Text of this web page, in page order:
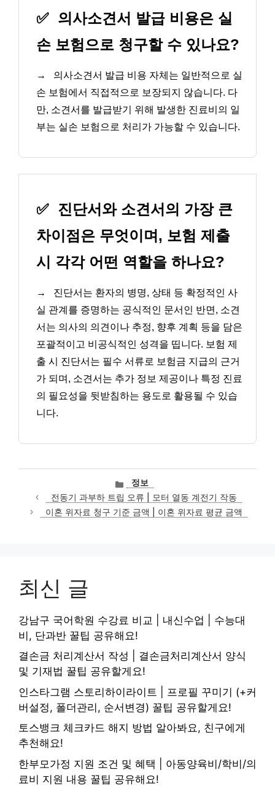
✅ 의사소견서 발급 비용은 실
손 보험으로 청구할 수 있나요?
→
의사소견서 발급 비용 자체는 일반적으로 실
손 보험에서 직접적으로 보장되지 않습니다. 다
만, 소견서를 발급받기 위해 발생한 진료비의 일
부는 실손 보험으로 처리가 가능할 수 있습니다.
✅ 진단서와 소견서의 가장 큰
차이점은 무엇이며, 보험 제출
시 각각 어떤 역할을 하나요?
→
진단서는 환자의 병명, 상태 등 확정적인 사
실 관계를 증명하는 공식적인 문서인 반면, 소견
서는 의사의 의견이나 추정, 향후 계획 등을 담은
포괄적이고 비공식적인 성격을 띱니다. 보험 제
출 시 진단서는 필수 서류로 보험금 지급의 근거
가 되며, 소견서는 추가 정보 제공이나 특정 진료
의 필요성을 뒷받침하는 용도로 활용될 수 있습
니다.
카
테
고
리
정보
전동기 과부하 트립 오류 | 모터 열동 계전기 작동
이혼 위자료 청구 기준 금액 | 이혼 위자료 평균 금액
최신 글
강남구 국어학원 수강료 비교 | 내신수업 | 수능대
비, 단과반 꿀팁 공유해요!
결손금 처리계산서 작성 | 결손금처리계산서 양식
및 기재법 꿀팁 공유할게요!
인스타그램 스토리하이라이트 | 프로필 꾸미기 (+커
버설정, 폴더관리, 순서변경) 꿀팁 공유할게요!
토스뱅크 체크카드 해지 방법 알아봐요, 친구에게
추천해요!
한부모가정 지원 조건 및 혜택 | 아동양육비/학비/의
료비 지원 내용 꿀팁 공유해요!